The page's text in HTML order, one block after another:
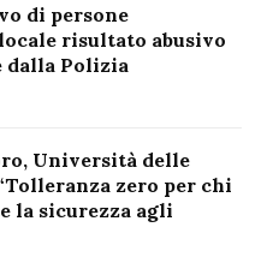
di persone
risultato abusivo
dalla Polizia
Università delle
zero per chi
la sicurezza agli